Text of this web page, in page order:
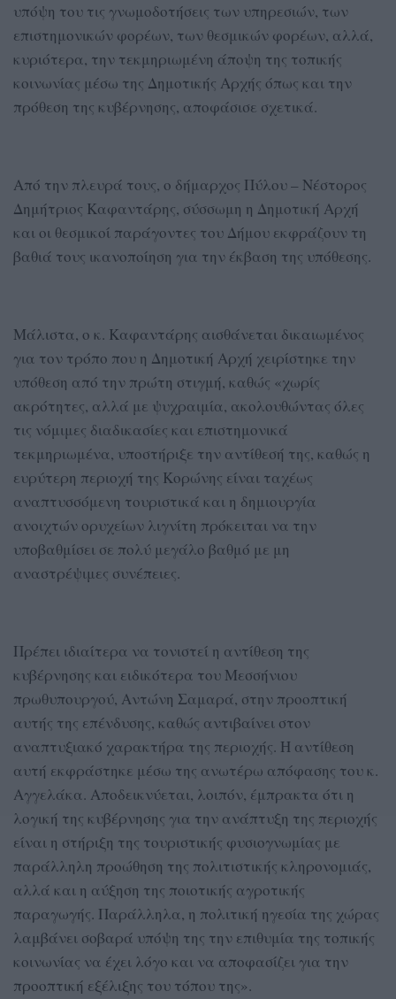
υπόψη του τις γνωμοδοτήσεις των υπηρεσιών, των
επιστημονικών φορέων, των θεσμικών φορέων, αλλά,
κυριότερα, την τεκμηριωμένη άποψη της τοπικής
κοινωνίας μέσω της Δημοτικής Αρχής όπως και την
πρόθεση της κυβέρνησης, αποφάσισε σχετικά.
Από την πλευρά τους, ο δήμαρχος Πύλου – Νέστορος
Δημήτριος Καφαντάρης, σύσσωμη η Δημοτική Αρχή
και οι θεσμικοί παράγοντες του Δήμου εκφράζουν τη
βαθιά τους ικανοποίηση για την έκβαση της υπόθεσης.
Μάλιστα, ο κ. Καφαντάρης αισθάνεται δικαιωμένος
για τον τρόπο που η Δημοτική Αρχή χειρίστηκε την
υπόθεση από την πρώτη στιγμή, καθώς «χωρίς
ακρότητες, αλλά με ψυχραιμία, ακολουθώντας όλες
τις νόμιμες διαδικασίες και επιστημονικά
τεκμηριωμένα, υποστήριξε την αντίθεσή της, καθώς η
ευρύτερη περιοχή της Κορώνης είναι ταχέως
αναπτυσσόμενη τουριστικά και η δημιουργία
ανοιχτών ορυχείων λιγνίτη πρόκειται να την
υποβαθμίσει σε πολύ μεγάλο βαθμό με μη
αναστρέψιμες συνέπειες.
Πρέπει ιδιαίτερα να τονιστεί η αντίθεση της
κυβέρνησης και ειδικότερα του Μεσσήνιου
πρωθυπουργού, Αντώνη Σαμαρά, στην προοπτική
αυτής της επένδυσης, καθώς αντιβαίνει στον
αναπτυξιακό χαρακτήρα της περιοχής. Η αντίθεση
αυτή εκφράστηκε μέσω της ανωτέρω απόφασης του κ.
Αγγελάκα. Αποδεικνύεται, λοιπόν, έμπρακτα ότι η
λογική της κυβέρνησης για την ανάπτυξη της περιοχής
είναι η στήριξη της τουριστικής φυσιογνωμίας με
παράλληλη προώθηση της πολιτιστικής κληρονομιάς,
αλλά και η αύξηση της ποιοτικής αγροτικής
παραγωγής. Παράλληλα, η πολιτική ηγεσία της χώρας
λαμβάνει σοβαρά υπόψη της την επιθυμία της τοπικής
κοινωνίας να έχει λόγο και να αποφασίζει για την
προοπτική εξέλιξης του τόπου της».